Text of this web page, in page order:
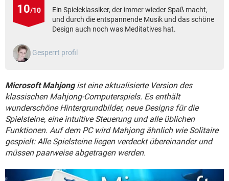
WHATSAPP
FACEBOOK HARDWARE
10/10
Ein Spieleklassiker, der immer wieder Spaß macht,
und durch die entspannende Musik und das schöne
Design auch noch was Meditatives hat.
Gesperrt profil
Microsoft Mahjongist eine aktualisierte Version des
klassischen Mahjong-Computerspiels. Es enthält
wunderschöne Hintergrundbilder, neue Designs für die
Spielsteine, eine intuitive Steuerung und alle üblichen
Funktionen. Auf dem PC wird Mahjong ähnlich wie Solitaire
gespielt: Alle Spielsteine liegen verdeckt übereinander und
müssen paarweise abgetragen werden.